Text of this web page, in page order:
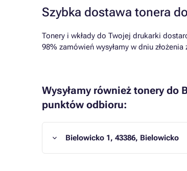
Szybka dostawa tonera
Tonery i wkłady do Twojej drukarki
98% zamówień wysyłamy w dniu złożenia
Wysyłamy również tonery
punktów odbioru:
Bielowicko 1, 43386, Bielowicko